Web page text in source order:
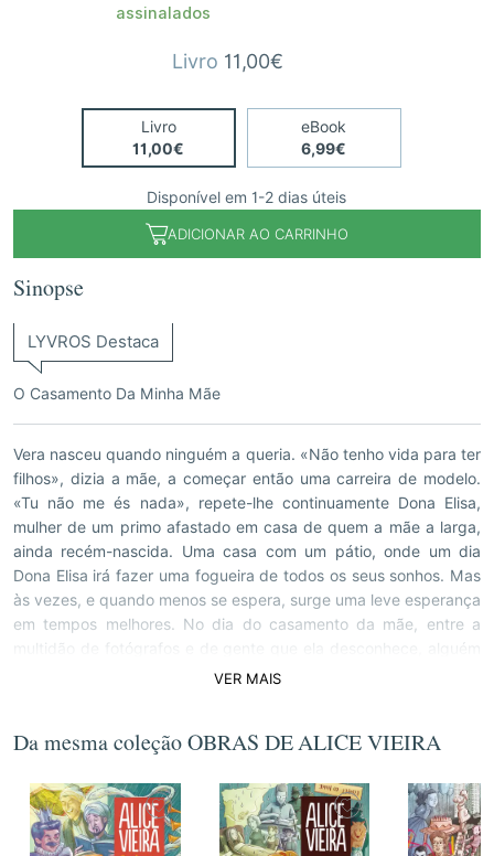
assinalados
Livro 11,00€
Livro
11,00€
eBook
6,99€
Disponível em 1-2 dias úteis
ADICIONAR AO CARRINHO
Sinopse
LYVROS Destaca
O Casamento Da Minha Mãe
Vera nasceu quando ninguém a queria. «Não tenho vida para ter
filhos», dizia a mãe, a começar então uma carreira de modelo.
«Tu não me és nada», repete-lhe continuamente Dona Elisa,
mulher de um primo afastado em casa de quem a mãe a larga,
ainda recém-nascida. Uma casa com um pátio, onde um dia
Dona Elisa irá fazer uma fogueira de todos os seus sonhos. Mas
às vezes, e quando menos se espera, surge uma leve esperança
em tempos melhores. No dia do casamento da mãe, entre a
multidão de fotógrafos e de gente que ela desconhece, alguém
aparece capaz de - quem sabe? - lhe modificar a vida.
VER MAIS
Da mesma coleção OBRAS DE ALICE VIEIRA